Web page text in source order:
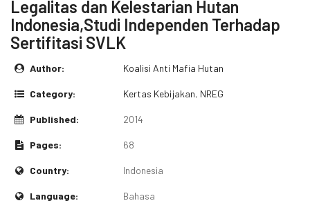
Legalitas dan Kelestarian Hutan
Indonesia,Studi Independen Terhadap
Sertifitasi SVLK
Author: Koalisi Anti Mafia Hutan
Category: Kertas Kebijakan, NREG
Published: 2014
Pages: 68
Country: Indonesia
Language: Bahasa